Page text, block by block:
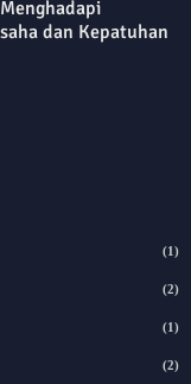
dan Kepatuhan
(1)
(2)
(1)
(2)